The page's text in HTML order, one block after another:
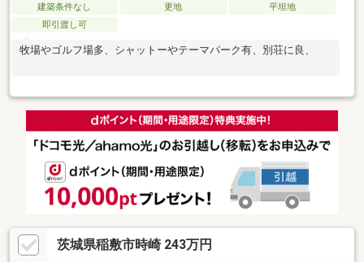
建築条件なし 更地
平坦地
即引渡し可
牧場やゴルフ場多、シャットーやテーマパーク有、別荘に良、
茨城県稲敷市時崎 243万円